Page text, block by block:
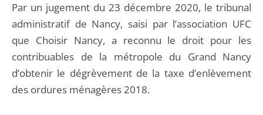
Par un jugement du 23 décembre 2020, le tribunal
administratif de Nancy, saisi par l’association UFC
que Choisir Nancy, a reconnu le droit pour les
contribuables de la métropole du Grand Nancy
d’obtenir le dégrèvement de la taxe d’enlèvement
des ordures ménagères 2018.